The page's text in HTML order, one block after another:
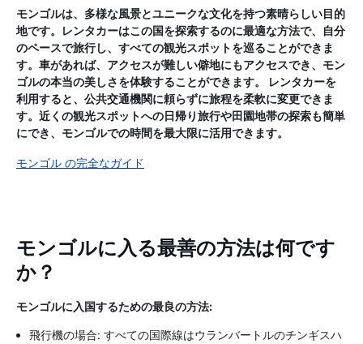
モンゴルは、多様な風景とユニークな文化を持つ素晴らしい目的
地です。レンタカーはこの国を探索するのに最適な方法で、自分
のペースで旅行し、すべての観光スポットを巡ることができま
す。車があれば、アクセスが難しい僻地にもアクセスでき、モン
ゴルの本当の美しさを体験することができます。 レンタカーを
利用すると、公共交通機関に頼らずに旅程を柔軟に変更できま
す。近くの観光スポットへの日帰り旅行や田園地帯の探索も簡単
にでき、モンゴルでの時間を最大限に活用できます。
モンゴル の完全なガイド
モンゴルに入る最善の方法は何です
か？
モンゴルに入国するための最良の方法:
飛行機の場合: すべての国際線はウランバートルのチンギスハ